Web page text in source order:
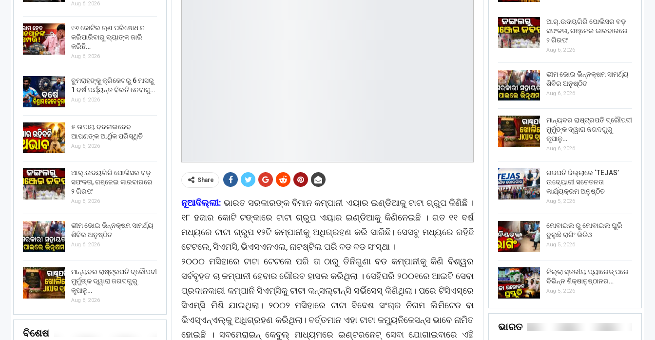
Share
ନୂଆଦିଲ୍ଲୀ: ଭାରତ ସରକାରଙ୍କ ବିମାନ କମ୍ପାନୀ ଏୟାର ଇଣ୍ଡିଆକୁ ଟାଟା ଗ୍ରୁପ କିଣିଛି ।
୧୮ ହଜାର କୋଟି ଟଙ୍କାରେ ଟାଟା ଗ୍ରୁପ ଏୟାର ଇଣ୍ଡିଆକୁ କିଣିନେଇଛି । ଗତ ୧୧ ବର୍ଷ
ମଧ୍ୟରେ ଟାଟା ଗ୍ରୁପ ୧୨ଟି କମ୍ପାନୀକୁ ଅଧିଗ୍ରହଣ କରି ସାରିଛି। ସେସବୁ ମଧ୍ୟରେ ରହିଛି
ଟେଟଲେ, ସିଏମସି, ଭିଏସଏନଏଲ, ନାଟଷ୍ଟିଲ ପରି ବଡ ବଡ ସଂସ୍ଥା ।
୨୦୦୦ ମସିହାରେ ଟାଟା ଟେଟଲେ ପରି ତା ଠାରୁ ତିନିଗୁଣା ବଡ କମ୍ପାନୀକୁ କିଣି ବିଶ୍ୱର
ସର୍ବବୃହତ ଚା କମ୍ପାନୀ ହେବାର ଗୌରବ ହାସଲ କରିଥିଲା । ସେହିପରି ୨୦୦୧ରେ ଆଇଟି ସେବା
ପ୍ରଦାନକାରୀ କମ୍ପାନି ସିଏମ୍ସିକୁ ଟାଟା କନ୍ସଲ୍ଟାନ୍ସି ସର୍ଭିସେସ୍ କିଣିଥିଲା। ପରେ ଟିସିଏସ୍ରେ
ସିଏମ୍ସି ମିଶି ଯାଇଥିଲା। ୨୦୦୨ ମସିହାରେ ଟାଟା ବିଦେଶ ସଂଚାର ନିଗମ ଲିମିଟେଡ ବା
ଭିଏସ୍ଏନ୍ଏଲ୍କୁ ଅଧିଗ୍ରହଣ କରିଥିଲା। ବର୍ତ୍ତମାନ ଏହା ଟାଟା କମ୍ୟୁନିକେସନ୍ସ ଭାବେ ନାମିତ
ହୋଇଛି । ସବମେରାଇନ୍ କେବୁଲ୍ ମାଧ୍ୟମରେ ଇଣ୍ଟରନେଟ୍ ସେବା ଯୋଗାଇବାରେ ଏହି
ଆର୍.ଉଦୟଗିରି ପୋଲିସର ବଡ଼
ସଫଳତା, ଗଞ୍ଜେଇ କାରବାରରେ
୨ ଗିରଫ
Aug 6, 2026
ଭୀମ ଭୋଇ ଭିନ୍ନକ୍ଷମ ସାମର୍ଥ୍ୟ
ଶିବିର ଅନୁଷ୍ଠିତ
Aug 6, 2026
ମାନ୍ୟବର ରାଷ୍ଟ୍ରପତି ଦ୍ରୌପଦୀ
ମୁର୍ମୁଙ୍କ ଦ୍ୱାରା ଜଗଦଗୁରୁ
କୃପାଳୁ…
Aug 6, 2026
ଗଜପତି ଜିଲ୍ଲାରେ ‘TEJAS’
ଉଦ୍ୟୋଗୀ ସଚେତନତା
କାର୍ଯ୍ୟକ୍ରମ ଅନୁଷ୍ଠିତ
Aug 5, 2026
ମୋବାଇଲ ରୁ ମୋବାଇଲ ଘୁରି
ବୁଲୁଛି ରାଗିଂ ଭିଡିଓ
Aug 5, 2026
ଜିଲ୍ଲା ସ୍ତରୀୟ ପ୍ୟାରେଡ୍ ପରେ
ବିଭିନ୍ନ ଶିକ୍ଷାନୁଷ୍ଠାନର…
Aug 5, 2026
ଭାରତ
Aug 6, 2026
୧୬ କୋଟିର ଋଣ ପରିଷୋଧ ନ
କରିପାରିବାରୁ ବ୍ୟାଙ୍କ ଜାରି
କରିଛି…
Aug 6, 2026
ବୁମରାହଙ୍କୁ କ୍ରିକେଟରୁ 6 ମାସରୁ
1 ବର୍ଷ ପର୍ଯ୍ୟନ୍ତ ବିରତି ନେବାକୁ…
Aug 6, 2026
୫ ଉପାୟ ବଦଳାଇଦେବ
ଆପଣଙ୍କ ଆର୍ଥିକ ପରିସ୍ଥିତି
Aug 6, 2026
ଆର୍.ଉଦୟଗିରି ପୋଲିସର ବଡ଼
ସଫଳତା, ଗଞ୍ଜେଇ କାରବାରରେ
୨ ଗିରଫ
Aug 6, 2026
ଭୀମ ଭୋଇ ଭିନ୍ନକ୍ଷମ ସାମର୍ଥ୍ୟ
ଶିବିର ଅନୁଷ୍ଠିତ
Aug 6, 2026
ମାନ୍ୟବର ରାଷ୍ଟ୍ରପତି ଦ୍ରୌପଦୀ
ମୁର୍ମୁଙ୍କ ଦ୍ୱାରା ଜଗଦଗୁରୁ
କୃପାଳୁ…
Aug 6, 2026
ବିଶେଷ